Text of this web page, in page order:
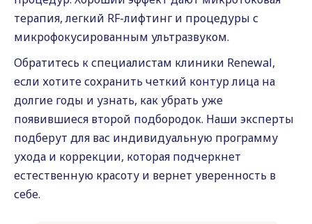
терапия, легкий RF-лифтинг и процедуры с
микрофокусированным ультразвуком.
Обратитесь к специалистам клиники Renewal,
если хотите сохранить четкий контур лица на
долгие годы и узнать, как убрать уже
появившиеся второй подбородок. Наши эксперты
подберут для вас индивидуальную программу
ухода и коррекции, которая подчеркнет
естественную красоту и вернет уверенность в
себе.